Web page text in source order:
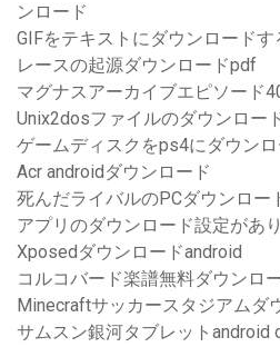
ンロード
GIFをテキストにダウンロードす
レースの起源ダウンロードpdf
マグナスアーカイブエピソード
Unix2dosファイルのダウンロー
ゲームディスクをps4にダウン
Acr androidダウンロード
死んだライバルのPCダウンロー
アプリのダウンロード設定があ
Xposedダウンロードandroid
コルコバード楽譜無料ダウンロ
Minecraftサッカースタジアムダ
サムスン銀河タブレットandroid